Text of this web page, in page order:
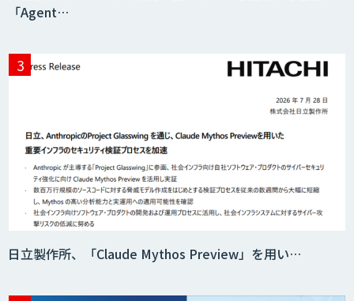
「Agent…
日立製作所、「Claude Mythos Preview」を用い…